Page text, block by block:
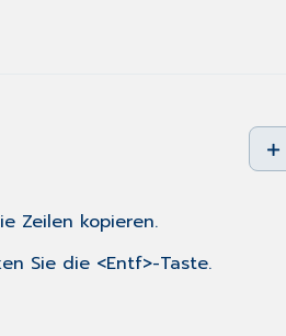
Zeilen kopieren.
Sie die <Entf>-Taste.